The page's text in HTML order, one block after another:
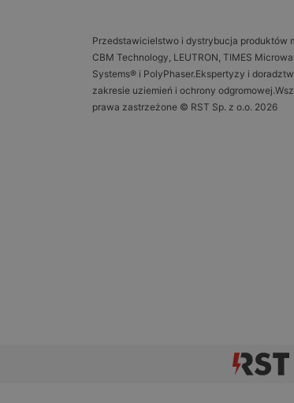
Przedstawicielstwo i dystrybucja produktów
CBM Technology, LEUTRON, TIMES
Systems® i PolyPhaser.Ekspertyzy i
zakresie uziemień i ochrony
prawa zastrzeżone © RST Sp. z o.o. 2026